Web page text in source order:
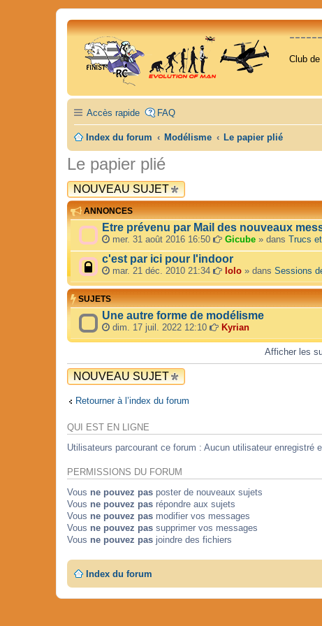
Club
Accès rapide FAQ
Index du forum Modélisme Le papier plié
Le papier plié
NOUVEAU SUJET
ANNONCES
Etre prévenu par Mail des nouveaux
mer. 31 août 2016 16:50 Gicube » dans Trucs
c'est par ici pour l'indoor
mar. 21 déc. 2010 21:34 lolo » dans Sessions
SUJETS
Une autre forme de modélisme
dim. 17 juil. 2022 12:10 Kyrian
Afficher les
NOUVEAU SUJET
Retourner à l’index du forum
QUI EST EN LIGNE
Utilisateurs parcourant ce forum : Aucun utilisateur enregistré
PERMISSIONS DU FORUM
Vous ne pouvez pas poster de nouveaux sujets
Vous ne pouvez pas répondre aux sujets
Vous ne pouvez pas modifier vos messages
Vous ne pouvez pas supprimer vos messages
Vous ne pouvez pas joindre des fichiers
Index du forum